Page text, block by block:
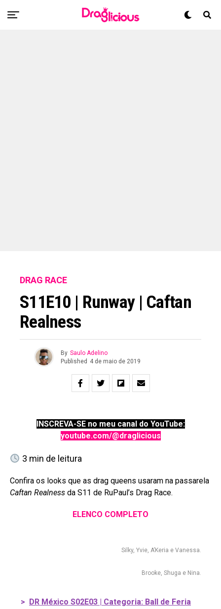
DRAG RACE
S11E10 | Runway | Caftan
Realness
By Saulo Adelino
Published 4 de maio de 2019
INSCREVA-SE no meu canal do YouTube:
youtube.com/@draglicious
3 min de leitura
Confira os looks que as drag queens usaram na passarela
Caftan Realness da S11 de RuPaul’s Drag Race.
ELENCO COMPLETO
Silky, Yvie, A’Keria e Vanessa.
Brooke, Shuga e Nina.
> DR México S02E03 | Categoria: Ball de Feria